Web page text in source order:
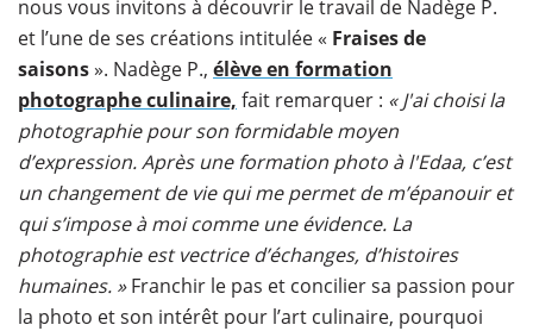
nous vous invitons à découvrir le travail de Nadège P.
et l’une de ses créations intitulée « Fraises de
saisons». Nadège P., élève en formation
photographe culinaire, fait remarquer : « J'ai choisi la
photographie pour son formidable moyen
d’expression. Après une formation photo à l'Edaa, c’est
un changement de vie qui me permet de m’épanouir et
qui s’impose à moi comme une évidence. La
photographie est vectrice d’échanges, d’histoires
humaines. »Franchir le pas et concilier sa passion pour
la photo et son intérêt pour l’art culinaire, pourquoi